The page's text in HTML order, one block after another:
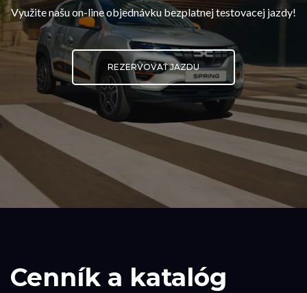
Využite našu on-line objednávku bezplatnej testovacej jazdy!
REZERVOVAŤ JAZDU
Cenník a katalóg